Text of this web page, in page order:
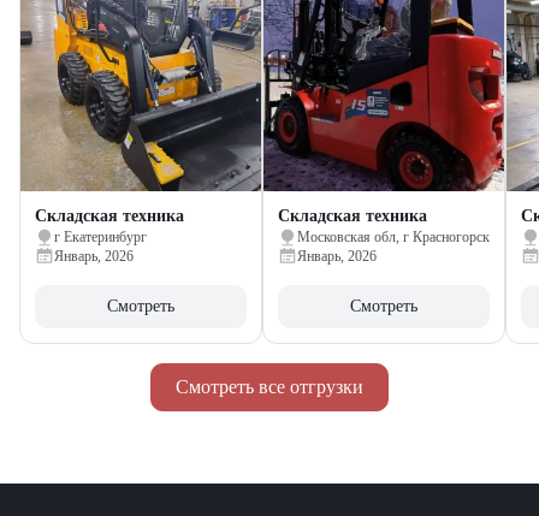
Смотреть все отгрузки
Складская техника
г Екатеринбург
Январь, 2026
Смотреть
Складская техника
Московская обл, г Красногорск
Январь, 2026
Смотреть